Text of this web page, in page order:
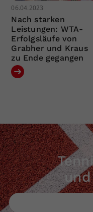
06.04.2023
Nach starken
Leistungen: WTA-
Erfolgsläufe von
Grabher und Kraus
zu Ende gegangen